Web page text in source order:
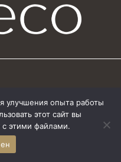
улучшения опыта работы
этот сайт вы
с этими файлами.